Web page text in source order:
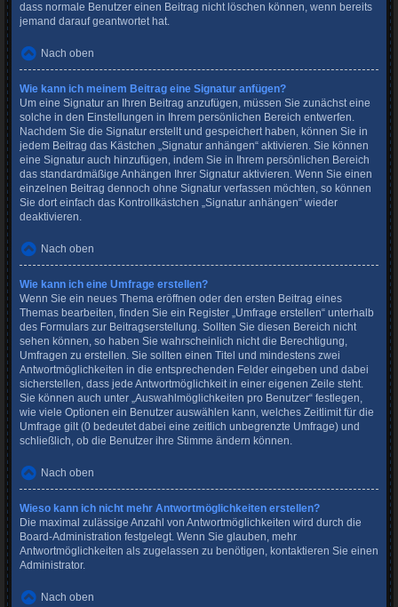
dass normale Benutzer einen Beitrag nicht löschen können, wenn bereits
jemand darauf geantwortet hat.
Nach oben
Wie kann ich meinem Beitrag eine Signatur anfügen?
Um eine Signatur an Ihren Beitrag anzufügen, müssen Sie zunächst eine
solche in den Einstellungen in Ihrem persönlichen Bereich entwerfen.
Nachdem Sie die Signatur erstellt und gespeichert haben, können Sie in
jedem Beitrag das Kästchen „Signatur anhängen“ aktivieren. Sie können
eine Signatur auch hinzufügen, indem Sie in Ihrem persönlichen Bereich
das standardmäßige Anhängen Ihrer Signatur aktivieren. Wenn Sie einen
einzelnen Beitrag dennoch ohne Signatur verfassen möchten, so können
Sie dort einfach das Kontrollkästchen „Signatur anhängen“ wieder
deaktivieren.
Nach oben
Wie kann ich eine Umfrage erstellen?
Wenn Sie ein neues Thema eröffnen oder den ersten Beitrag eines
Themas bearbeiten, finden Sie ein Register „Umfrage erstellen“ unterhalb
des Formulars zur Beitragserstellung. Sollten Sie diesen Bereich nicht
sehen können, so haben Sie wahrscheinlich nicht die Berechtigung,
Umfragen zu erstellen. Sie sollten einen Titel und mindestens zwei
Antwortmöglichkeiten in die entsprechenden Felder eingeben und dabei
sicherstellen, dass jede Antwortmöglichkeit in einer eigenen Zeile steht.
Sie können auch unter „Auswahlmöglichkeiten pro Benutzer“ festlegen,
wie viele Optionen ein Benutzer auswählen kann, welches Zeitlimit für die
Umfrage gilt (0 bedeutet dabei eine zeitlich unbegrenzte Umfrage) und
schließlich, ob die Benutzer ihre Stimme ändern können.
Nach oben
Wieso kann ich nicht mehr Antwortmöglichkeiten erstellen?
Die maximal zulässige Anzahl von Antwortmöglichkeiten wird durch die
Board-Administration festgelegt. Wenn Sie glauben, mehr
Antwortmöglichkeiten als zugelassen zu benötigen, kontaktieren Sie einen
Administrator.
Nach oben